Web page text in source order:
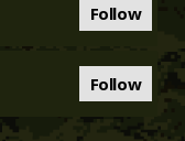
Follow
Follow